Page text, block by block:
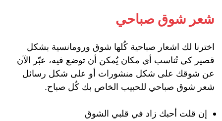
شعر شوق صباحي
اخترنا لك اشعار صباحية كُلها شوق ورومانسية بشكل
قصير كي تُناسب أي مكان يُمكن أن توضع فيه، عبّر الآن
عن شوقك على شكل منشورات أو على شكل رسائل
شعر شوق صباحي للحبيب الخاص بك كُل صباح.
إن قلت أحبك زاد في قلبي الشوق